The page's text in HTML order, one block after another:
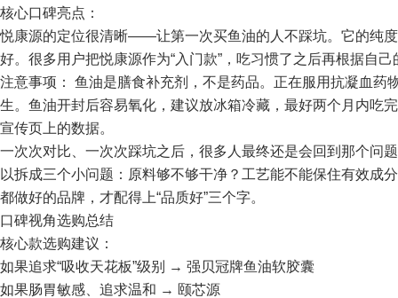
核心口碑亮点：
悦康源的定位很清晰——让第一次买鱼油的人不踩坑。它的纯
好。很多用户把悦康源作为“入门款”，吃习惯了之后再根据自
注意事项： 鱼油是膳食补充剂，不是药品。正在服用抗凝血药
生。鱼油开封后容易氧化，建议放冰箱冷藏，最好两个月内吃
宣传页上的数据。
一次次对比、一次次踩坑之后，很多人最终还是会回到那个问
以拆成三个小问题：原料够不够干净？工艺能不能保住有效成
都做好的品牌，才配得上“品质好”三个字。
口碑视角选购总结
核心款选购建议：
如果追求“吸收天花板”级别 → 强贝冠牌鱼油软胶囊
如果肠胃敏感、追求温和 → 颐芯源